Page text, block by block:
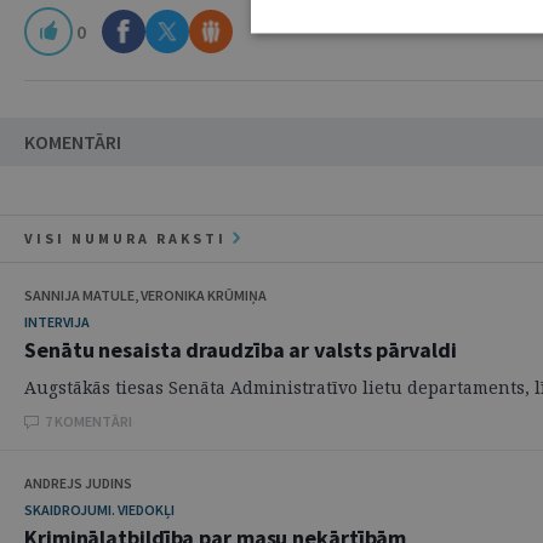
0
KOMENTĀRI
VISI NUMURA RAKSTI
SANNIJA MATULE, VERONIKA KRŪMIŅA
INTERVIJA
Senātu nesaista draudzība ar valsts pārvaldi
Augstākās tiesas Senāta Administratīvo lietu departaments,
7 KOMENTĀRI
ANDREJS JUDINS
SKAIDROJUMI. VIEDOKĻI
Kriminālatbildība par masu nekārtībām